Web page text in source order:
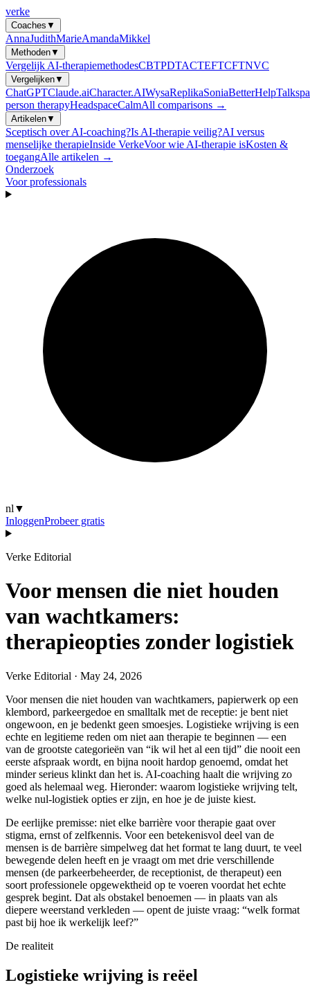
verke
Coaches ▼
AnnaJudithMarieAmandaMikkel
Methoden▼
Vergelijk AI-therapiemethodesCBTPDTACTEFTCFTNVC
Vergelijken▼
ChatGPTClaude.aiCharacter.AIWysaReplikaSoniaBetterHelp
person therapyHeadspaceCalmAll comparisons →
Artikelen▼
Sceptisch over AI-coaching?Is AI-therapie veilig?AI versus
menselijke therapieInside VerkeVoor wie AI-therapie isKosten &
toegangAlle artikelen →
Onderzoek
Voor professionals
nl ▼
InloggenProbeer gratis
Verke Editorial
Voor mensen die niet houden
van wachtkamers:
therapieopties zonder logistiek
Verke Editorial · May 24, 2026
Voor mensen die niet houden van wachtkamers, papierwerk op een
klembord, parkeergedoe en smalltalk met de receptie: je bent niet
ongewoon, en je bedenkt geen smoesjes. Logistieke wrijving is een
echte en legitieme reden om niet aan therapie te beginnen — een
van de grootste categorieën van “ik wil het al een tijd” die nooit een
eerste afspraak wordt, en bijna nooit hardop genoemd, omdat het
minder serieus klinkt dan het is. AI-coaching haalt die wrijving zo
goed als helemaal weg. Hieronder: waarom logistieke wrijving telt,
welke nul-logistiek opties er zijn, en hoe je de juiste kiest.
De eerlijke premisse: niet elke barrière voor therapie gaat over
stigma, ernst of zelfkennis. Voor een betekenisvol deel van de
mensen is de barrière simpelweg dat het format te lang duurt, te veel
bewegende delen heeft en je vraagt om met drie verschillende
mensen (de parkeerbeheerder, de receptionist, de therapeut) een
soort professionele opgewektheid op te voeren voordat het echte
gesprek begint. Dat als obstakel benoemen — in plaats van als
diepere weerstand verkleden — opent de juiste vraag: “welk format
past bij hoe ik werkelijk leef?”
De realiteit
Logistieke wrijving is reëel